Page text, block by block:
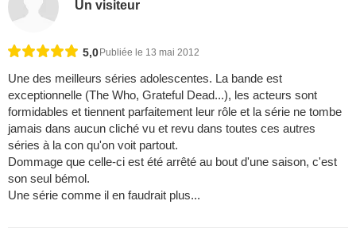
Un visiteur
5,0 Publiée le 13 mai 2012
Une des meilleurs séries adolescentes. La bande est
exceptionnelle (The Who, Grateful Dead...), les acteurs sont
formidables et tiennent parfaitement leur rôle et la série ne tombe
jamais dans aucun cliché vu et revu dans toutes ces autres
séries à la con qu'on voit partout.
Dommage que celle-ci est été arrêté au bout d'une saison, c'est
son seul bémol.
Une série comme il en faudrait plus...